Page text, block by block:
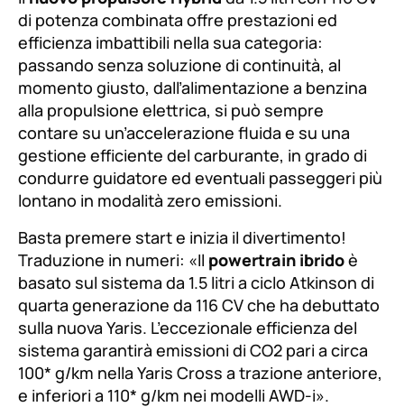
di potenza combinata offre prestazioni ed
efficienza imbattibili nella sua categoria:
passando senza soluzione di continuità, al
momento giusto, dall’alimentazione a benzina
alla propulsione elettrica, si può sempre
contare su un’accelerazione fluida e su una
gestione efficiente del carburante, in grado di
condurre guidatore ed eventuali passeggeri più
lontano in modalità zero emissioni.
Basta premere start e inizia il divertimento!
Traduzione in numeri: «Il powertrain ibridoè
basato sul sistema da 1.5 litri a ciclo Atkinson di
quarta generazione da 116 CV che ha debuttato
sulla nuova Yaris. L’eccezionale efficienza del
sistema garantirà emissioni di CO2 pari a circa
100* g/km nella Yaris Cross a trazione anteriore,
e inferiori a 110* g/km nei modelli AWD-i».